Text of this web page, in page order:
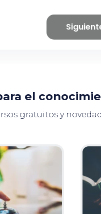
el
gratuitos y